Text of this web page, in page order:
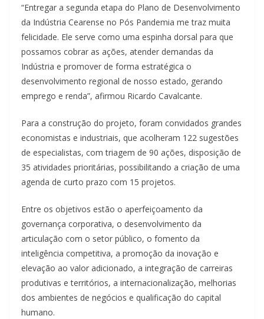
“Entregar a segunda etapa do Plano de Desenvolvimento
da Indústria Cearense no Pós Pandemia me traz muita
felicidade. Ele serve como uma espinha dorsal para que
possamos cobrar as ações, atender demandas da
Indústria e promover de forma estratégica o
desenvolvimento regional de nosso estado, gerando
emprego e renda”, afirmou Ricardo Cavalcante.
Para a construção do projeto, foram convidados grandes
economistas e industriais, que acolheram 122 sugestões
de especialistas, com triagem de 90 ações, disposição de
35 atividades prioritárias, possibilitando a criação de uma
agenda de curto prazo com 15 projetos.
Entre os objetivos estão o aperfeiçoamento da
governança corporativa, o desenvolvimento da
articulação com o setor público, o fomento da
inteligência competitiva, a promoção da inovação e
elevação ao valor adicionado, a integração de carreiras
produtivas e territórios, a internacionalização, melhorias
dos ambientes de negócios e qualificação do capital
humano.